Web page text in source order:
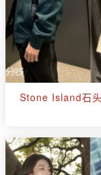
Stone Island石